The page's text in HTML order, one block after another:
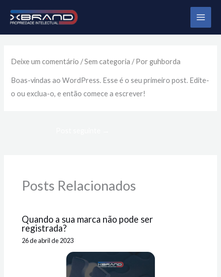
para
o
Deixe um comentário /Sem categoria / Porguhborda
Boas-vindas ao WordPress. Esse é o seu primeiro post. Edite-
o ou exclua-o, e então comece a escrever!
Posts Relacionados
Quando a sua marca não pode ser
registrada?
26 de abril de 2023